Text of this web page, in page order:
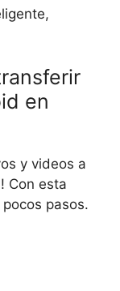
en
y videos a
Con esta
pasos.